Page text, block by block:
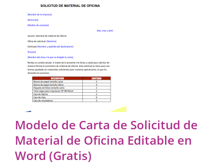
Modelo de Carta de Solicitud de
Material de Oficina Editable en
Word (Gratis)